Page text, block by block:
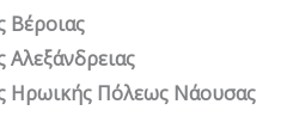
Βέροιας
Αλεξάνδρειας
Ηρωικής Πόλεως Νάουσας